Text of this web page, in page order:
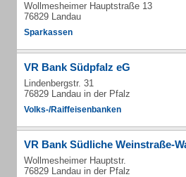
Wollmesheimer Hauptstraße 13
76829 Landau
Sparkassen
VR Bank Südpfalz eG
Lindenbergstr. 31
76829 Landau in der Pfalz
Volks-/Raiffeisenbanken
VR Bank Südliche Weinstraße-
Wollmesheimer Hauptstr.
76829 Landau in der Pfalz